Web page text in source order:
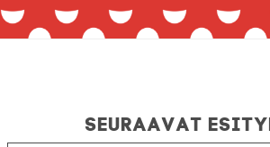
Seuraavat